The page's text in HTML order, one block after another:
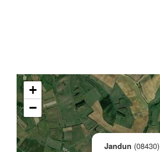
Jandun (08430)
+
−